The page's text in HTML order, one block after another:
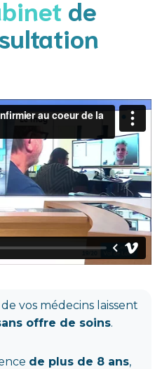
de
vos médecins laissent
offre de soins.
de plus de 8 ans,